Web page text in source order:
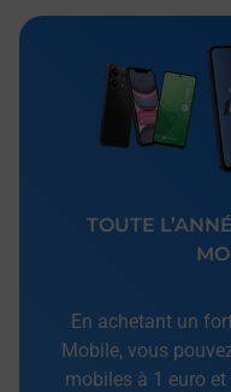
TOUTE
En achetant un
Mobile, vous
mobiles à 1 euro